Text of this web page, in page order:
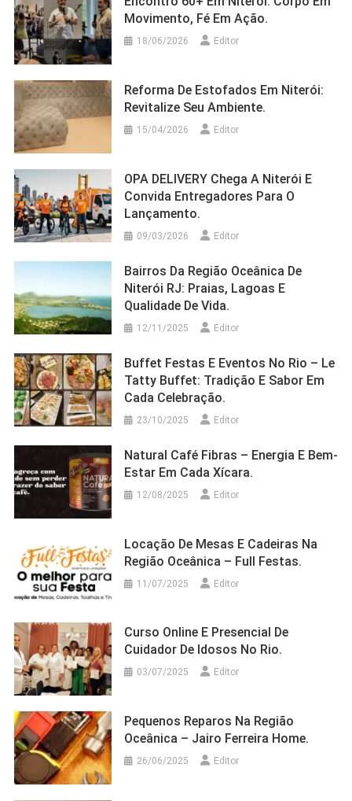
Movimento, Fé Em Ação.
18/06/2026 Editor
Reforma De Estofados Em Niterói:
Revitalize Seu Ambiente.
15/04/2026 Editor
OPA DELIVERY Chega A Niterói E
Convida Entregadores Para O
Lançamento.
09/03/2026 Editor
Bairros Da Região Oceânica De
Niterói RJ: Praias, Lagoas E
Qualidade De Vida.
12/11/2025 Editor
Buffet Festas E Eventos No Rio – Le
Tatty Buffet: Tradição E Sabor Em
Cada Celebração.
23/10/2025 Editor
Natural Café Fibras – Energia E Bem-
Estar Em Cada Xícara.
12/08/2025 Editor
Locação De Mesas E Cadeiras Na
Região Oceânica – Full Festas.
11/07/2025 Editor
Curso Online E Presencial De
Cuidador De Idosos No Rio.
03/07/2025 Editor
Pequenos Reparos Na Região
Oceânica – Jairo Ferreira Home.
26/06/2025 Editor